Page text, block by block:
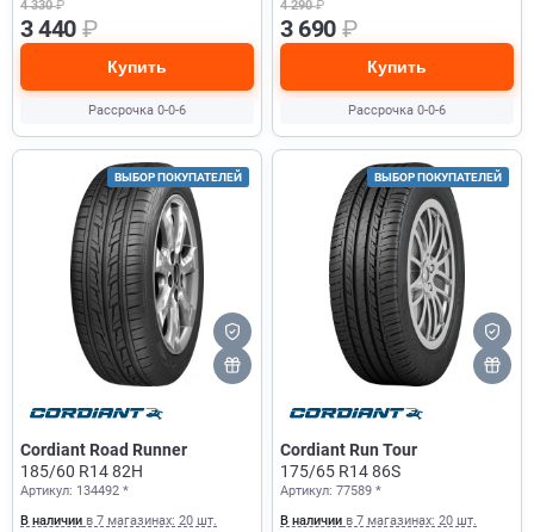
4 330₽
3 440 ₽
Купить
Рассрочка 0-0-6
4 290₽
3 690 ₽
Купить
Рассрочка 0-0-6
ВЫБОР ПОКУПАТЕЛЕЙ
Cordiant Road Runner
185/60 R14 82H
Артикул: 134492 *
В наличии в 7 магазинах: 20 шт.
ВЫБОР ПОКУПАТЕЛЕЙ
Cordiant Run Tour
175/65 R14 86S
Артикул: 77589 *
В наличии в 7 магазинах: 20 шт.